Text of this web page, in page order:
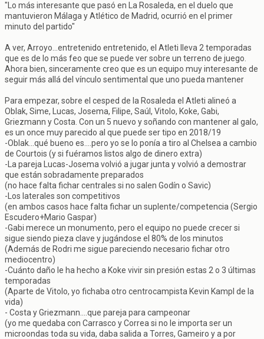
"Lo más interesante que pasó en La Rosaleda, en el duelo que
mantuvieron Málaga y Atlético de Madrid, ocurrió en el primer
minuto del partido"
A ver, Arroyo...entretenido entretenido, el Atleti lleva 2 temporadas
que es de lo más feo que se puede ver sobre un terreno de juego.
Ahora bien, sinceramente creo que es un equipo muy interesante de
seguir más allá del vínculo sentimental que uno pueda mantener
Para empezar, sobre el cesped de la Rosaleda el Atleti alineó a
Oblak, Sime, Lucas, Josema, Filipe, Saúl, Vitolo, Koke, Gabi,
Griezmann y Costa. Con un 5 nuevo y soñando con mantener al galo,
es un once muy parecido al que puede ser tipo en 2018/19
-Oblak...qué bueno es....pero yo se lo ponía a tiro al Chelsea a cambio
de Courtois (y si fuéramos listos algo de dinero extra)
-La pareja Lucas-Josema volvió a jugar junta y volvió a demostrar
que están sobradamente preparados
(no hace falta fichar centrales si no salen Godín o Savic)
-Los laterales son competitivos
(en ambos casos hace falta fichar un suplente/competencia (Sergio
Escudero+Mario Gaspar)
-Gabi merece un monumento, pero el equipo no puede crecer si
sigue siendo pieza clave y jugándose el 80% de los minutos
(Además de Rodri me sigue pareciendo necesario fichar otro
mediocentro)
-Cuánto daño le ha hecho a Koke vivir sin presión estas 2 o 3 últimas
temporadas
(Aparte de Vitolo, yo fichaba otro centrocampista Kevin Kampl de la
vida)
- Costa y Griezmann....que pareja para campeonar
(yo me quedaba con Carrasco y Correa si no le importa ser un
microondas toda su vida, daba salida a Torres, Gameiro y a por